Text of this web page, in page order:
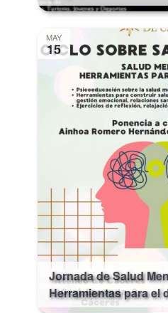
MAY
15
Jornada de Salud
Herramientas para el